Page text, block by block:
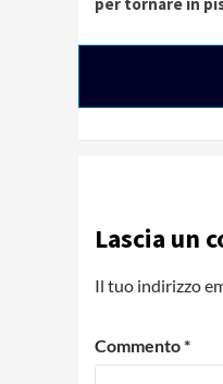
Lascia un
Il tuo indirizzo
Commento*